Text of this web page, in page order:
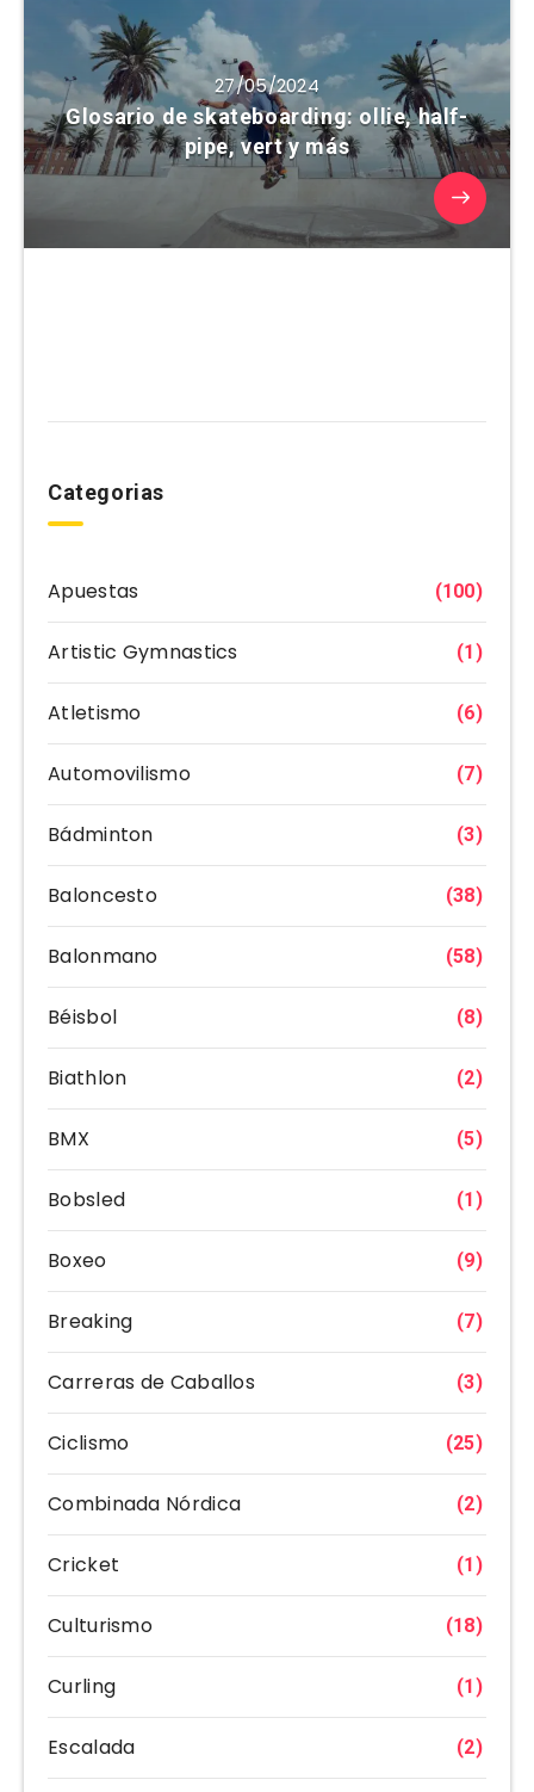
27/05/2024
Glosario de skateboarding: ollie, half-
pipe, vert y más
Categorias
Apuestas (100)
Artistic Gymnastics (1)
Atletismo (6)
Automovilismo (7)
Bádminton (3)
Baloncesto (38)
Balonmano (58)
Béisbol (8)
Biathlon (2)
BMX (5)
Bobsled (1)
Boxeo (9)
Breaking (7)
Carreras de Caballos (3)
Ciclismo (25)
Combinada Nórdica (2)
Cricket (1)
Culturismo (18)
Curling (1)
Escalada (2)